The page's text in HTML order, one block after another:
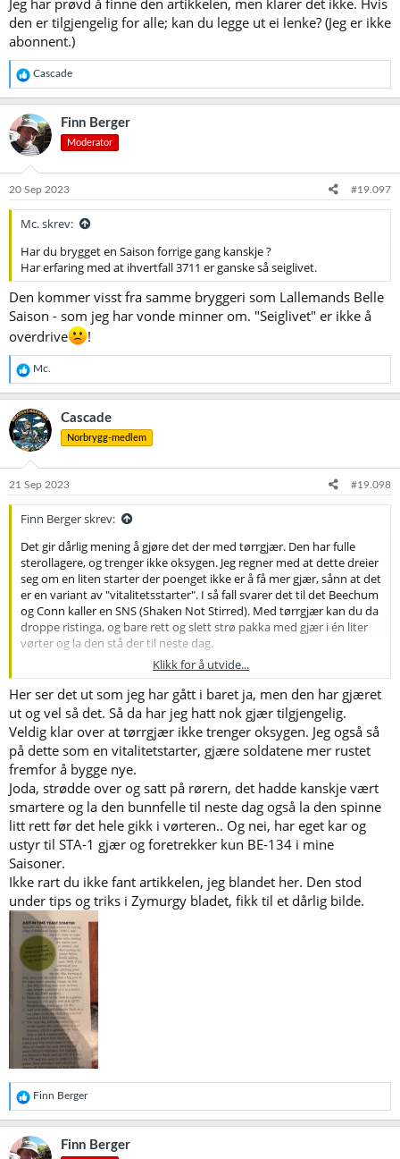
Jeg har prøvd å finne den artikkelen, men klarer det ikke. Hvis
den er tilgjengelig for alle; kan du legge ut ei lenke? (Jeg er ikke
abonnent.)
R
e
a
k
s
j
o
e
Cascade
Finn Berger
Moderator
20 Sep 2023 #19.097
Mc. skrev:
Har du brygget en Saison forrige gang kanskje ?
Har erfaring med at ihvertfall 3711 er ganske så seiglivet.
Den kommer visst fra samme bryggeri som Lallemands Belle
Saison - som jeg har vonde minner om. "Seiglivet" er ikke å
overdrive
!
R
e
a
k
s
j
o
e
Mc.
Cascade
Norbrygg-medlem
21 Sep 2023 #19.098
Finn Berger skrev:
Det gir dårlig mening å gjøre det der med tørrgjær. Den har fulle
sterollagere, og trenger ikke oksygen. Jeg regner med at dette dreier
seg om en liten starter der poenget ikke er å få mer gjær, sånn at det
er en variant av "vitalitetsstarter". I så fall svarer det til det Beechum
og Conn kaller en SNS (Shaken Not Stirred). Med tørrgjær kan du da
droppe ristinga, og bare rett og slett strø pakka med gjær i én liter
vørter og la den stå der til neste dag.
Lurer litt på hvordan du gikk fram. Hiver du tørrgjæren oppi
vørteren og setter den på rører'n med en gang, trur jeg du tar livet
av en rimelig stor del av gjæren. Mekanisk stress før den har
kommet til hektene etter å ha blitt blandet med væske er det du
absolutt må unngå, om vi skal tru hva både Fermentis og Lallemand
sier. Jeg ville nok vente til gjæren var kommet i gang før jeg satte den
på rører.
Jeg har prøvd å finne den artikkelen, men klarer det ikke. Hvis den er
tilgjengelig for alle; kan du legge ut ei lenke? (Jeg er ikke abonnent.)
Klikk for å utvide...
Her ser det ut som jeg har gått i baret ja, men den har gjæret
ut og vel så det. Så da har jeg hatt nok gjær tilgjengelig.
Veldig klar over at tørrgjær ikke trenger oksygen. Jeg også så
på dette som en vitalitetstarter, gjære soldatene mer rustet
fremfor å bygge nye.
Joda, strødde over og satt på rørern, det hadde kanskje vært
smartere og la den bunnfelle til neste dag også la den spinne
litt rett før det hele gikk i vørteren.. Og nei, har eget kar og
ustyr til STA-1 gjær og foretrekker kun BE-134 i mine
Saisoner.
Ikke rart du ikke fant artikkelen, jeg blandet her. Den stod
under tips og triks i Zymurgy bladet, fikk til et dårlig bilde.
R
e
a
k
s
Finn Berger
Finn Berger